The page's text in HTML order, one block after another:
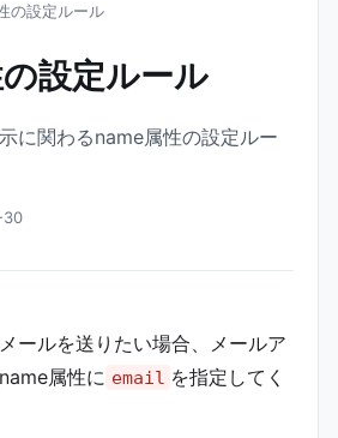
の設定ルール
設定ルール
に関わるname属性の設定ルー
30
ールを送りたい場合、メールア
属性に email を指定してく